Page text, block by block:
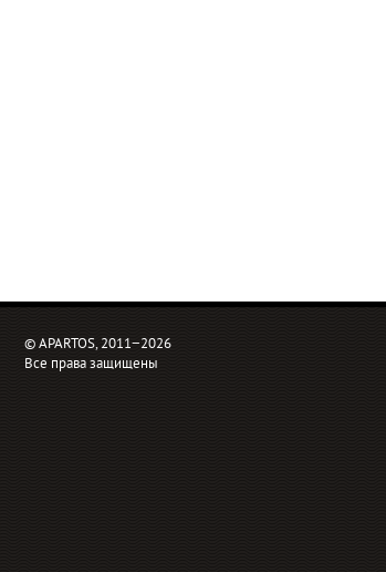
© APARTOS, 2011−2026
Все права защищены